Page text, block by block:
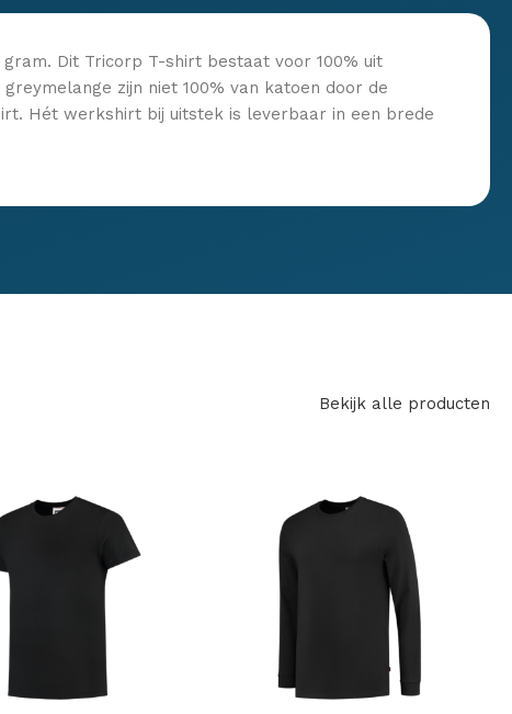
Dit Tricorp T-shirt bestaat voor 100% uit
zijn niet 100% van katoen door de
Hét werkshirt bij uitstek is leverbaar in een brede
Bekijk alle producten